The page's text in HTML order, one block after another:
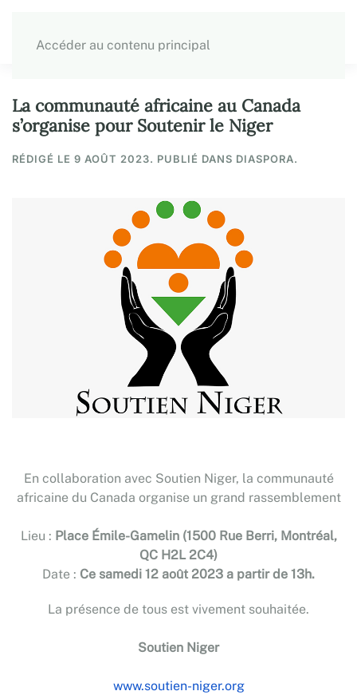
Accéder au contenu principal
La communauté africaine au Canada
s’organise pour Soutenir le Niger
RÉDIGÉ LE 9 AOÛT 2023. PUBLIÉ DANS DIASPORA.
En collaboration avec Soutien Niger, la communauté
africaine du Canada organise un grand rassemblement
Lieu : Place Émile-Gamelin (1500 Rue Berri, Montréal,
QC H2L 2C4)
Date : Ce samedi 12 août 2023 a partir de 13h.
La présence de tous est vivement souhaitée.
Soutien Niger
www.soutien-niger.org